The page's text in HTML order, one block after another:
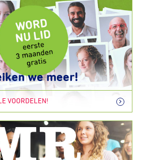
we meer!
VOORDELEN!